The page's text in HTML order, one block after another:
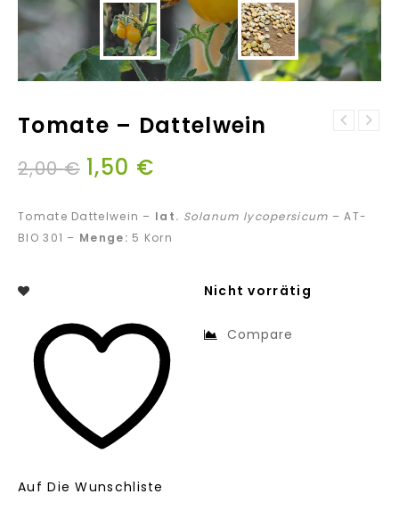
Tomate – Dattelwein
2,00€ 1,50 €
Tomate Dattelwein – lat. Solanum lycopersicum – AT-
BIO 301 – Menge: 5 Korn
Nicht vorrätig
Auf Die Wunschliste
Compare